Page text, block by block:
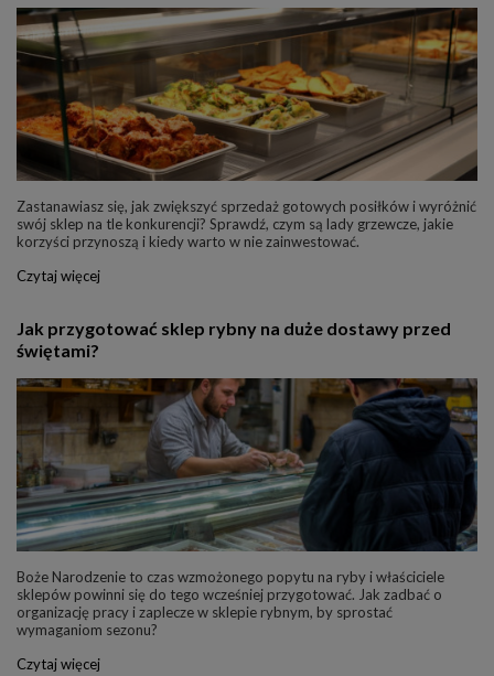
Zastanawiasz się, jak zwiększyć sprzedaż gotowych posiłków i wyróżnić
swój sklep na tle konkurencji? Sprawdź, czym są lady grzewcze, jakie
korzyści przynoszą i kiedy warto w nie zainwestować.
Czytaj więcej
Jak przygotować sklep rybny na duże dostawy przed
świętami?
Boże Narodzenie to czas wzmożonego popytu na ryby i właściciele
sklepów powinni się do tego wcześniej przygotować. Jak zadbać o
organizację pracy i zaplecze w sklepie rybnym, by sprostać
wymaganiom sezonu?
Czytaj więcej